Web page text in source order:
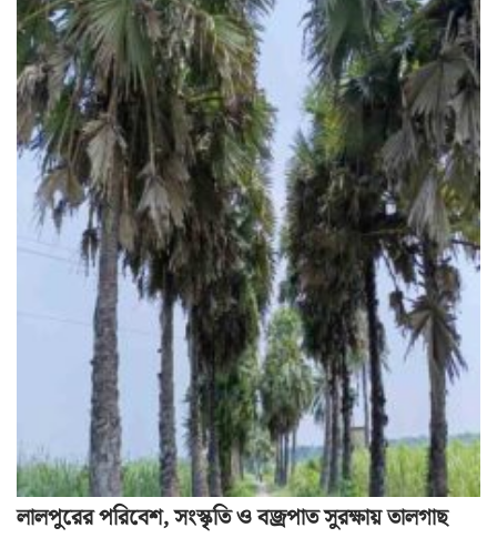
লালপুরের পরিবেশ, সংস্কৃতি ও বজ্রপাত সুরক্ষায় তালগাছ